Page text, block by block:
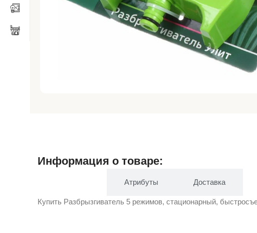
Информация о товаре:
Атрибуты Доставка
Купить Разбрызгиватель 5 режимов, стационарный,